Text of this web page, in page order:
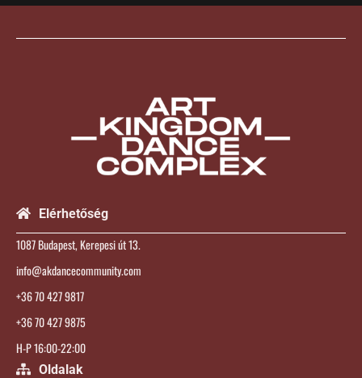
Elérhetőség
1087 Budapest, Kerepesi út 13.
info@akdancecommunity.com
+36 70 427 9817
+36 70 427 9875
H-P 16:00-22:00
Oldalak